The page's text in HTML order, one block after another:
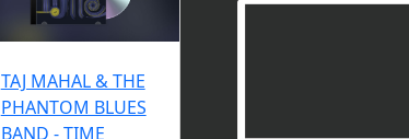
TAJ MAHAL & THE
PHANTOM BLUES
BAND - TIME